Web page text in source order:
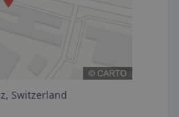
Switzerland